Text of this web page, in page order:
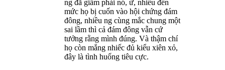
ng đã giẫm phải nó, ừ, nhiều đến
mức họ bị cuốn vào hội chứng đám
đông, nhiều ng cùng mắc chung một
sai lầm thì cả đám đông vẫn cứ
tưởng rằng mình đúng. Và thậm chí
họ còn mắng nhiếc đủ kiểu xiên xỏ,
đây là tình huống tiêu cực.